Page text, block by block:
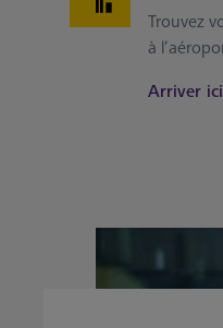
Trouvez
à
Arriver ici